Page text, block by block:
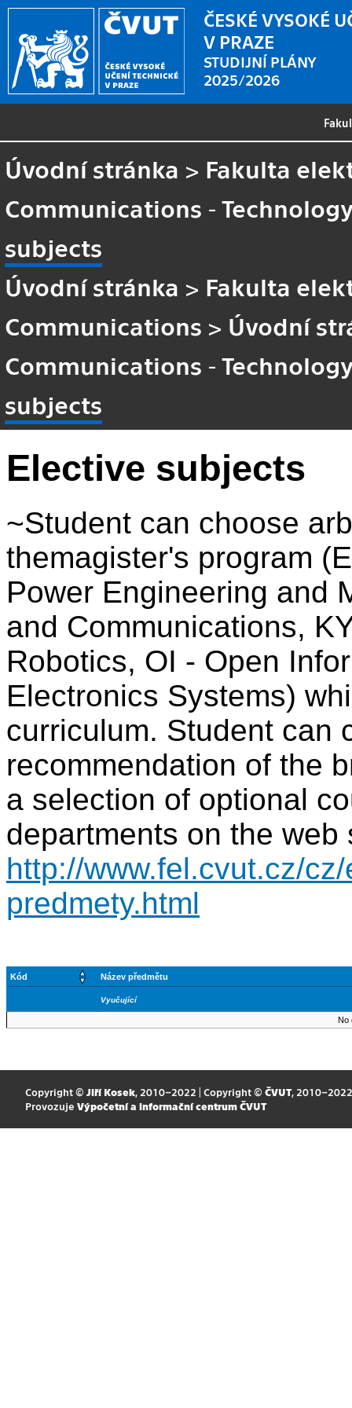
ČESKÉ VYSOKÉ
V PRAZE
STUDIJNÍ PLÁNY
2025/2026
Úvodní stránka > Fakulta
Communications -
subjects
Úvodní stránka > Fakulta
Communications > Úvodní
Communications -
subjects
Elective subjects
~Student can choose
themagister's program
Power Engineering and
and Communications,
Robotics, OI - Open
Electronics Systems)
curriculum. Student can
recommendation of the
a selection of optional
departments on the web
http://www.fel.cvut.cz/
predmety.html
Kód Název předmětu
Vyučující
No
Copyright © Jiří Kosek, 2010–2022 | Copyright © ČVUT, 2010–2022
Provozuje Výpočetní a informační centrum ČVUT